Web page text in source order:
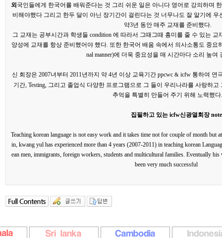
외국인들에게 한국어를 배워준다는 것 그리 쉬운 일은 아니다 영어로 강의하며
비해야했다 그리고 한두 달이 아닌 장기간이 걸린다는 것 너무나도 잘 알기에
약3년 동안 매주 교재를 준비했다.
그 교재는 공부시간과 학생들 condition 에 따라서 그때그때 흥미를 줄 수 있는
양성에 교재를 항상 준비했어야 했다. 또한 한국어 배움 속에서 의사소통도 중요
nal manner)에 더욱 중요성을 매 시간마다 소리 높여
신 회장은 2007녀부터 2011 년까지 약 4년 이상 교육기간 ppcwc & icfw 통하여 연
기간 , Testing, 그리고 졸업식 다양한 프로그램으로 그 들이 우리나라를 사랑하
추억을 특별히 만들어 주기 위해 노력했다
집필하고 있는 icfw신광열회장note
Teaching korean language is not easy work and it takes time not for couple of month but
in, kwang yul has experienced more than 4 years (2007-2011) in teaching korean
ean men, immigrants, foreign workers, students and multicultural families. Eventually his
been very much successful